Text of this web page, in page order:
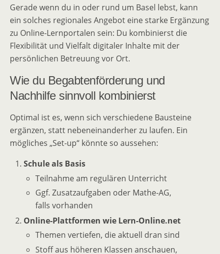
Gerade wenn du in oder rund um Basel lebst, kann
ein solches regionales Angebot eine starke Ergänzung
zu Online-Lernportalen sein: Du kombinierst die
Flexibilität und Vielfalt digitaler Inhalte mit der
persönlichen Betreuung vor Ort.
Wie du Begabtenförderung und
Nachhilfe sinnvoll kombinierst
Optimal ist es, wenn sich verschiedene Bausteine
ergänzen, statt nebeneinanderher zu laufen. Ein
mögliches „Set-up“ könnte so aussehen:
Schule als Basis
Teilnahme am regulären Unterricht
Ggf. Zusatzaufgaben oder Mathe-AG,
falls vorhanden
Online-Plattformen wie Lern-Online.net
Themen vertiefen, die aktuell dran sind
Stoff aus höheren Klassen anschauen,